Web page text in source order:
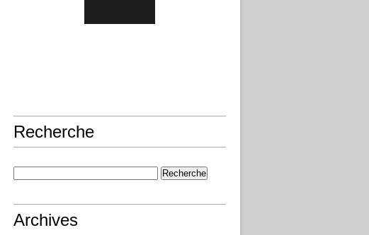
Recherche
Archives